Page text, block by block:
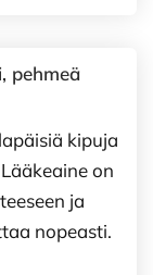
pehmeä
kipuja
on
ja
nopeasti.